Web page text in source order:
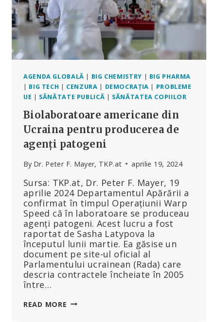
ÎN
MAREA
BRITANIE
–
ÎN
ASTĂZI
PE
CHD.TV
AGENDA GLOBALĂ | BIG CHEMISTRY | BIG PHARMA
| BIG TECH | CENZURA | DEMOCRAȚIA | PROBLEME
UE | SĂNĂTATE PUBLICĂ | SĂNĂTATEA COPIILOR
Biolaboratoare americane din
Ucraina pentru producerea de
agenți patogeni
By Dr. Peter F. Mayer, TKP.at aprilie 19, 2024
Sursa: TKP.at, Dr. Peter F. Mayer, 19
aprilie 2024 Departamentul Apărării a
confirmat în timpul Operațiunii Warp
Speed că în laboratoare se produceau
agenți patogeni. Acest lucru a fost
raportat de Sasha Latypova la
începutul lunii martie. Ea găsise un
document pe site-ul oficial al
Parlamentului ucrainean (Rada) care
descria contractele încheiate în 2005
între…
READ MORE BIOLABORATOARE